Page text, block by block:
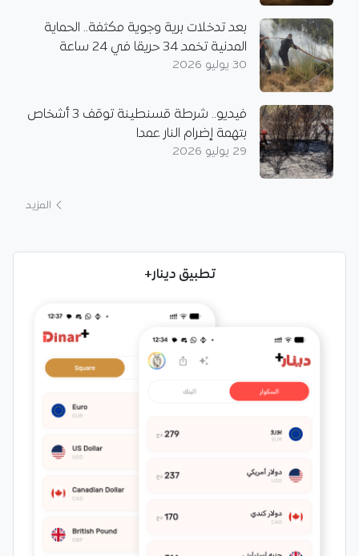
بعد تدخلات برية وجوية مكثفة.. الحماية
المدنية تخمد 34 حريقا في 24 ساعة
30 يوليو 2026
فيديو.. شرطة قسنطينة توقف 3 أشخاص
بتهمة إضرام النار عمدا
29 يوليو 2026
المزيد
تطبيق دينار+